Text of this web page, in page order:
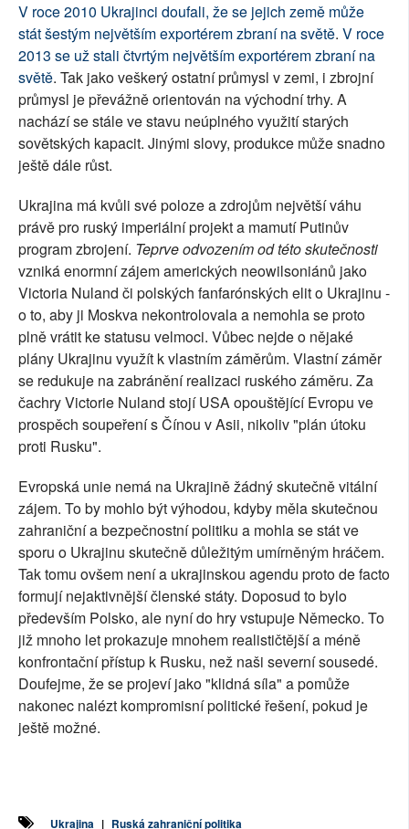
V roce 2010 Ukrajinci doufali, že se jejich země může
stát šestým největším exportérem zbraní na světě. V roce
2013 se už stali čtvrtým největším exportérem zbraní na
světě. Tak jako veškerý ostatní průmysl v zemi, i zbrojní
průmysl je převážně orientován na východní trhy. A
nachází se stále ve stavu neúplného využití starých
sovětských kapacit. Jinými slovy, produkce může snadno
ještě dále růst.
Ukrajina má kvůli své poloze a zdrojům největší váhu
právě pro ruský imperiální projekt a mamutí Putinův
program zbrojení. Teprve odvozením od této skutečnosti
vzniká enormní zájem amerických neowilsoniánů jako
Victoria Nuland či polských fanfarónských elit o Ukrajinu -
o to, aby ji Moskva nekontrolovala a nemohla se proto
plně vrátit ke statusu velmoci. Vůbec nejde o nějaké
plány Ukrajinu využít k vlastním záměrům. Vlastní záměr
se redukuje na zabránění realizaci ruského záměru. Za
čachry Victorie Nuland stojí USA opouštějící Evropu ve
prospěch soupeření s Čínou v Asii, nikoliv "plán útoku
proti Rusku".
Evropská unie nemá na Ukrajině žádný skutečně vitální
zájem. To by mohlo být výhodou, kdyby měla skutečnou
zahraniční a bezpečnostní politiku a mohla se stát ve
sporu o Ukrajinu skutečně důležitým umírněným hráčem.
Tak tomu ovšem není a ukrajinskou agendu proto de facto
formují nejaktivnější členské státy. Doposud to bylo
především Polsko, ale nyní do hry vstupuje Německo. To
již mnoho let prokazuje mnohem realističtější a méně
konfrontační přístup k Rusku, než naši severní sousedé.
Doufejme, že se projeví jako "klidná síla" a pomůže
nakonec nalézt kompromisní politické řešení, pokud je
ještě možné.
Ukrajina | Ruská zahraniční politika